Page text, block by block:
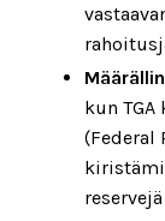
kun
(Federal